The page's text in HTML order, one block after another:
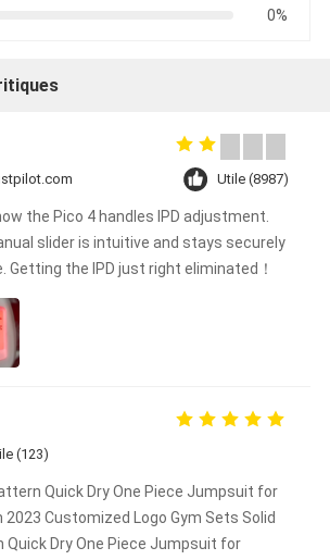
0%
Utile (8987)
the Pico 4 handles IPD adjustment.
slider is intuitive and stays securely
Getting the IPD just right eliminated！
(123)
Quick Dry One Piece Jumpsuit for
2023 Customized Logo Gym Sets Solid
Quick Dry One Piece Jumpsuit for